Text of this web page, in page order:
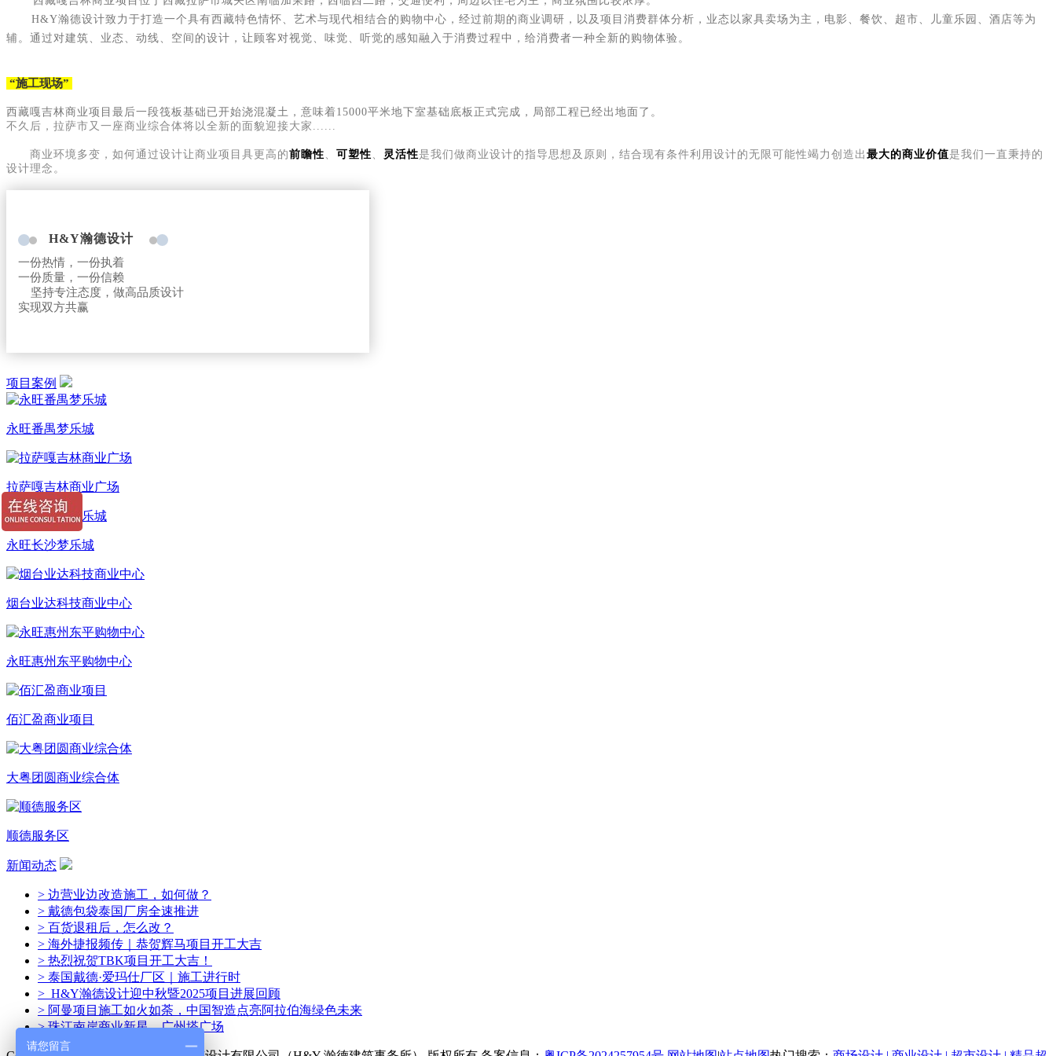
H&Y瀚德设计致力于打造一个具有西藏特色情怀、艺术与现代相结合的购物中心，经过前期的商业调研，以及项目消费群体分析，业态以家具卖场为主，电影、餐饮、超市、儿童乐园、酒店等为
辅。通过对建筑、业态、动线、空间的设计，让顾客对视觉、味觉、听觉的感知融入于消费过程中，给消费者一种全新的购物体验。
“施工现场”
西藏嘎吉林商业项目 最后一段筏板基础已开始浇混凝土，意味着15000平米地下室基础底板正式完成，局部工程已经出地面了。
不久后，拉萨市又一座商业综合体将以全新的面貌迎接大家......
商业环境多变，如何通过设计让商业项目具更高的前瞻性 可塑性 灵活性是我们做商业设计的指导思想及原则，结合现有条件利用设计的无限可能性竭力创造出 最大的商业价值是我们一直秉持的
设计理念。
H&Y瀚德设计
一份热情，一份执着
一份质量，一份信赖
坚持专注态度，做高品质设计
实现双方共赢
项目案例
永旺番禺梦乐城
拉萨嘎吉林商业广场
永旺长沙梦乐城
烟台业达科技商业中心
永旺惠州东平购物中心
佰汇盈商业项目
大粤团圆商业综合体
顺德服务区
新闻动态
> 边营业边改造施工，如何做？
> 戴德包袋泰国厂房全速推进
> 百货退租后，怎么改？
> 海外捷报频传｜恭贺辉马项目开工大吉
> 热烈祝贺TBK项目开工大吉！
> 泰国戴德·爱玛仕厂区｜施工进行时
> H&Y瀚德设计迎中秋暨2025项目进展回顾
> 阿曼项目施工如火如荼，中国智造点亮阿拉伯海绿色未来
> 珠江南岸商业新星—广州塔广场
请您留言